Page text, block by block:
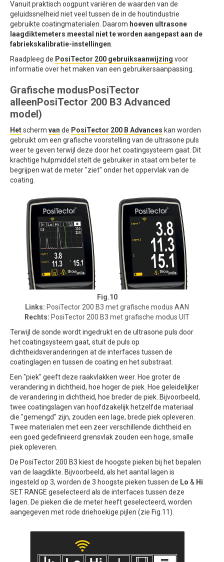
Vanuit praktisch oogpunt variëren de waarden van de
geluidssnelheid niet veel tussen de in de houtindustrie
gebruikte coatingmaterialen. Daarom hoeven ultrasone
laagdiktemeters meestal niet te worden aangepast aan de
fabriekskalibratie-instellingen
Raadpleeg de PosiTector 200 gebruiksaanwijzing voor
informatie over het maken van een gebruikersaanpassing.
Grafische modusPosiTector
alleenPosiTector 200 B3 Advanced
model)
Hetscherm van de PosiTector 200 B Advances kan worden
gebruikt om een grafische voorstelling van de ultrasone puls
weer te geven terwijl deze door het coatingsysteem gaat. Dit
krachtige hulpmiddel stelt de gebruiker in staat om beter te
begrijpen wat de meter "ziet" onder het oppervlak van de
coating.
Fig.10
Links: PosiTector 200 B3 met grafische modus AAN
Rechts: PosiTector 200 B3 met grafische modus UIT
Terwijl de sonde wordt ingedrukt en de ultrasone puls door
het coatingsysteem gaat, stuit de puls op
dichtheidsveranderingen at de interfaces tussen de
coatinglagen en tussen de coating en het substraat.
Een "piek" geeft deze raakvlakken weer. Hoe groter de
verandering in dichtheid, hoe hoger de piek. Hoe geleidelijker
de verandering in dichtheid, hoe breder de piek. Bijvoorbeeld,
twee coatingslagen van hoofdzakelijk hetzelfde materiaal
die "gemengd" zijn, zouden een lage, brede piek opleveren.
Twee materialen met een zeer verschillende dichtheid en
een goed gedefinieerd grensvlak zouden een hoge, smalle
piek opleveren.
De PosiTector 200 B3 kiest de hoogste pieken bij het bepalen
van de laagdikte. Bijvoorbeeld, als het aantal lagen is
ingesteld op 3, worden de 3 hoogste pieken tussen de Lo & Hi
SET RANGE geselecteerd als de interfaces tussen deze
lagen. De pieken die de meter heeft geselecteerd, worden
aangegeven met rode driehoekige pijlen (zie Fig.11).